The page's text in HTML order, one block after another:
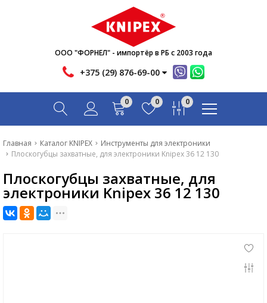
ООО "ФОРНЕЛ" - импортёр в РБ с 2003 года
+375 (29) 876-69-00
Каталог
Новости
0 0 0
Главная Каталог KNIPEX
Инструменты для электроники
Плоскогубцы захватные, для электроники Knipex 36 12 130
Плоскогубцы захватные, для
электроники Knipex 36 12 130
Новости
Акции
Инфо
Контакты
Вопрос-ответ